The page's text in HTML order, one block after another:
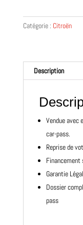
AN
Catégorie : Citroën
Description
Vendue avec
car-pass.
Reprise de
Financement
Garantie
Dossier
pass